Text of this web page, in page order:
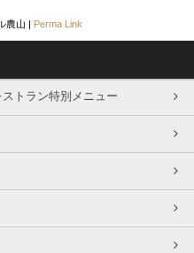
農山 | Perma Link
トラン特別メニュー